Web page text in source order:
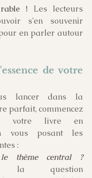
! Les lecteurs
s'en souvenir
en parler autour
de votre
lancer dans la
parfait, commencez
votre livre en
vous posant les
:
thème central ?
la question